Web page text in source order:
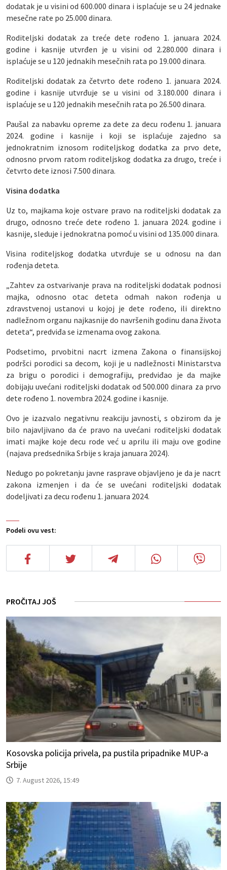
Podeli ovu vest:
dodatak je u visini od 600.000 dinara i isplaćuje se u 24 jednake
mesečne rate po 25.000 dinara.
Roditeljski dodatak za treće dete rođeno 1. januara 2024.
godine i kasnije utvrđen je u visini od 2.280.000 dinara i
isplaćuje se u 120 jednakih mesečnih rata po 19.000 dinara.
Roditeljski dodatak za četvrto dete rođeno 1. januara 2024.
godine i kasnije utvrđuje se u visini od 3.180.000 dinara i
isplaćuje se u 120 jednakih mesečnih rata po 26.500 dinara.
Paušal za nabavku opreme za dete za decu rođenu 1. januara
2024. godine i kasnije i koji se isplaćuje zajedno sa
jednokratnim iznosom roditeljskog dodatka za prvo dete,
odnosno prvom ratom roditeljskog dodatka za drugo, treće i
četvrto dete iznosi 7.500 dinara.
Visina dodatka
Uz to, majkama koje ostvare pravo na roditeljski dodatak za
drugo, odnosno treće dete rođeno 1. januara 2024. godine i
kasnije, sleduje i jednokratna pomoć u visini od 135.000 dinara.
Visina roditeljskog dodatka utvrđuje se u odnosu na dan
rođenja deteta.
„Zahtev za ostvarivanje prava na roditeljski dodatak podnosi
majka, odnosno otac deteta odmah nakon rođenja u
zdravstvenoj ustanovi u kojoj je dete rođeno, ili direktno
nadležnom organu najkasnije do navršenih godinu dana života
deteta“, predviđa se izmenama ovog zakona.
Podsetimo, prvobitni nacrt izmena Zakona o finansijskoj
podršci porodici sa decom, koji je u nadležnosti Ministarstva
za brigu o porodici i demografiju, predviđao je da majke
dobijaju uvećani roditeljski dodatak od 500.000 dinara za prvo
dete rođeno 1. novembra 2024. godine i kasnije.
Ovo je izazvalo negativnu reakciju javnosti, s obzirom da je
bilo najavljivano da će pravo na uvećani roditeljski dodatak
imati majke koje decu rode već u aprilu ili maju ove godine
(najava predsednika Srbije s kraja januara 2024).
Nedugo po pokretanju javne rasprave objavljeno je da je nacrt
zakona izmenjen i da će se uvećani roditeljski dodatak
dodeljivati za decu rođenu 1. januara 2024.
PROČITAJ JOŠ
Kosovska policija privela, pa pustila pripadnike MUP-a
Srbije
7. August 2026, 15:49